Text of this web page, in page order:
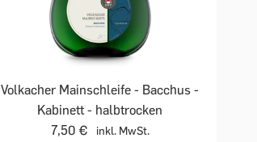
Volkacher Mainschleife - Bacchus -
Kabinett - halbtrocken
7,50 €
inkl. MwSt.